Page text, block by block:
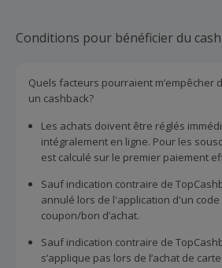
Conditions pour bénéficier du
Quels facteurs pourraient m’empêcher
un cashback?
Les achats doivent être réglés
intégralement en ligne. Pour les
est calculé sur le premier paiement
Sauf indication contraire de
annulé lors de l'application d'un
coupon/bon d’achat.
Sauf indication contraire de
s’applique pas lors de l’achat de